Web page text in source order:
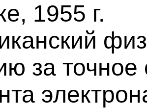
1955 г.
за точное